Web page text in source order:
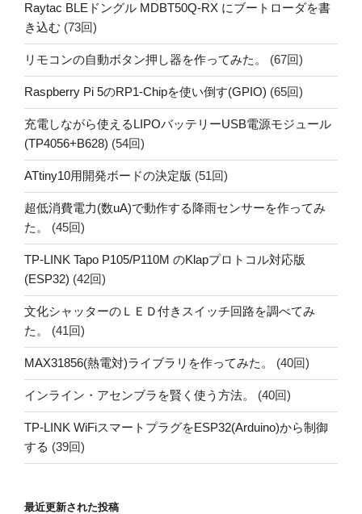
Raytac BLEドングル MDBT50Q-RX にブートローダを書
き込む (73回)
リモコンの自動ボタン押し器を作ってみた。 (67回)
Raspberry Pi 5のRP1-Chipを使い倒す(GPIO) (65回)
充電しながら使えるLIPOバッテリーUSB電源モジュール
(TP4056+B628) (54回)
ATtiny10用開発ボードの決定版 (51回)
超低消費電力(数uA)で動作する降雨センサーを作ってみ
た。
(45回)
TP-LINK Tapo P105/P110M のKlapプロトコル対応版
(ESP32) (42回)
文化シャッターのＬＥＤ付きスイッチ回路を調べてみ
た。
(41回)
MAX31856(熱電対)ライブラリを作ってみた。 (40回)
インライン・アセンブラを賢く使う方法。 (40回)
TP-LINK WiFiスマートプラグをESP32(Arduino)から制御
する (39回)
最近更新された投稿